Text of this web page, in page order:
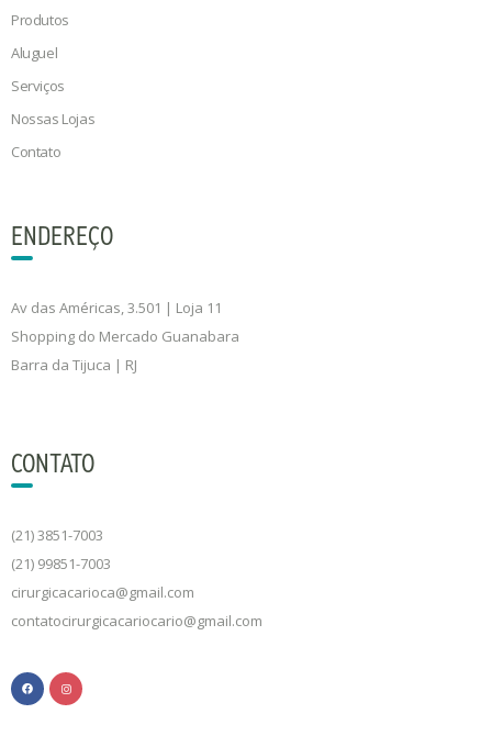
Produtos
Aluguel
Serviços
Nossas Lojas
Contato
ENDEREÇO
Av das Américas, 3.501 | Loja 11
Shopping do Mercado Guanabara
Barra da Tijuca | RJ
CONTATO
(21) 3851-7003
(21) 99851-7003
cirurgicacarioca@gmail.com
contatocirurgicacariocario@gmail.com